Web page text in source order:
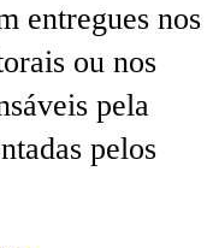
entregues nos
ou nos
pela
pelos